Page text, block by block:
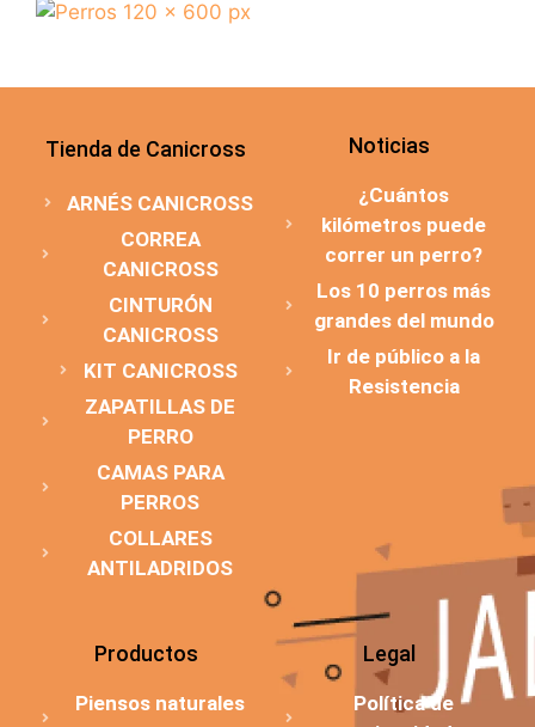
Tienda de Canicross
ARNÉS CANICROSS
CORREA
CANICROSS
CINTURÓN
CANICROSS
KIT CANICROSS
ZAPATILLAS DE
PERRO
CAMAS PARA
PERROS
COLLARES
ANTILADRIDOS
Noticias
¿Cuántos
kilómetros puede
correr un perro?
Los 10 perros más
grandes del mundo
Ir de público a la
Resistencia
Productos
Piensos naturales
Legal
Política de